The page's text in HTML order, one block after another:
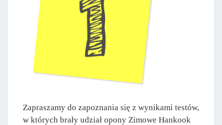
Zapraszamy do zapoznania się z wynikami testów,
w których brały udział opony Zimowe Hankook